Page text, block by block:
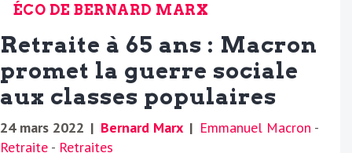
ÉCO DE BERNARD MARX
Retraite à 65 ans : Macron
promet la guerre sociale
aux classes populaires
24 mars 2022 | Bernard Marx | Emmanuel Macron -
Retraite - Retraites